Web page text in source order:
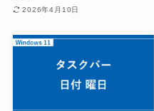
2026年4月10日